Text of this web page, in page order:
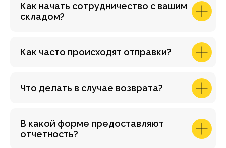
Как начать сотрудничество с вашим
складом?
Как часто происходят отправки?
Что делать в случае возврата?
В какой форме предоставляют
отчетность?